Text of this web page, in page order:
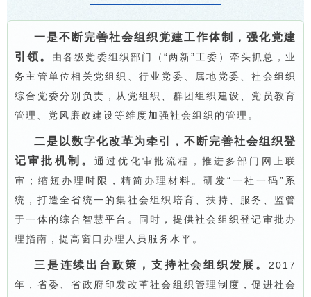
一是不断完善社会组织党建工作体制，强化党建
引领。 由各级党委组织部门（“两新”工委）牵头抓总，业
务主管单位相关党组织、行业党委、属地党委、社会组织
综合党委分别负责，从党组织、群团组织建设、党员教育
管理、党风廉政建设等维度加强社会组织的管理。
二是以数字化改革为牵引，不断完善社会组织登
记审批机制。通过优化审批流程，推进多部门网上联
审；缩短办理时限，精简办理材料。研发“一社一码”系
统，打造全省统一的集社会组织培育、扶持、服务、监管
于一体的综合智慧平台。同时，提供社会组织登记审批办
理指南，提高窗口办理人员服务水平。
三是连续出台政策，支持社会组织发展。 2017
年，省委、省政府印发改革社会组织管理制度，促进社会